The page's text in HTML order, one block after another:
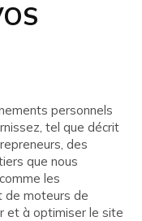
personnels
tel que décrit
des
que nous
les
de moteurs de
et à optimiser le site